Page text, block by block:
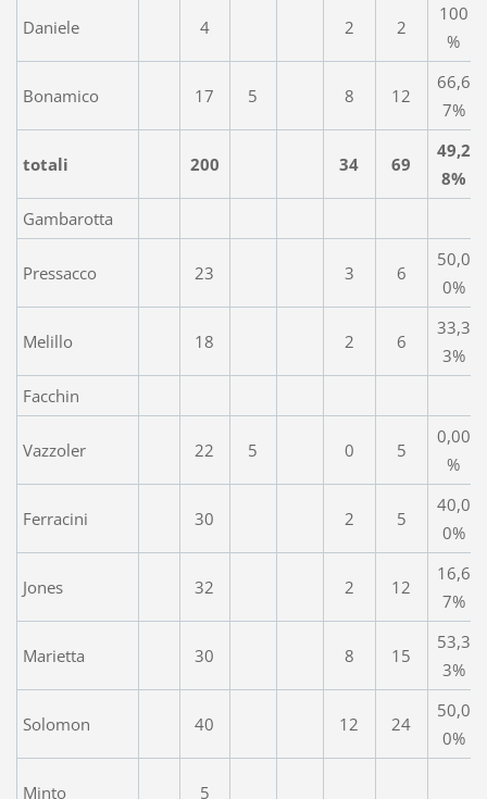
Daniele 4 2 2
100
%
Bonamico 17 5 8 12
66,6
7%
totali 200 34 69
49,2
8%
Gambarotta
Pressacco 23 3 6
50,0
0%
Melillo 18 2 6
33,3
3%
Facchin
Vazzoler 22 5 0 5
0,00
%
Ferracini 30 2 5
40,0
0%
Jones 32 2 12
16,6
7%
Marietta 30 8 15
53,3
3%
Solomon 40 12 24
50,0
0%
Minto 5